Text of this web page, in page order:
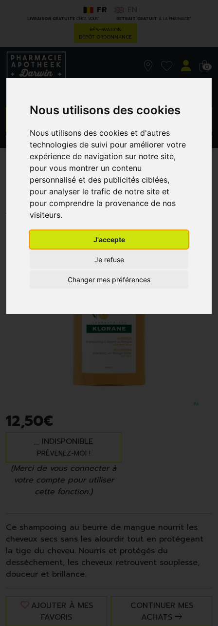
Nous utilisons des cookies
Nous utilisons des cookies et d'autres
technologies de suivi pour améliorer votre
expérience de navigation sur notre site,
pour vous montrer un contenu
personnalisé et des publicités ciblées,
pour analyser le trafic de notre site et
pour comprendre la provenance de nos
visiteurs.
J'accepte
Je refuse
Changer mes préférences
LIVRAISON GRATUITECHEZ VOUS* RETRAIT GRATUIT À LA PHARMACIE*
FR
RÉSERVATION
DÉPÔT ORDONNANCE
0
CATÉGORIES PROMOS
Klorane Shp Mangue 200
PIERRE FABRE - KLORANE
12,50€
INDISPONIBLE
PRÉVENEZ-MOI !
(Merci de vous connecter à
votre compte pour utiliser
cette fonction.)
Ce shampooing au beurre de mangue nourrit les
cheveux secs sans les alourdir tout en protégeant
la tige du cheveu. Nourris et protégés du
dessèchement, les cheveux retrouvent souplesse,
douceur et brillance.
AJOUTER À MES
FAVORIS
CONTINUER MES
ACHATS